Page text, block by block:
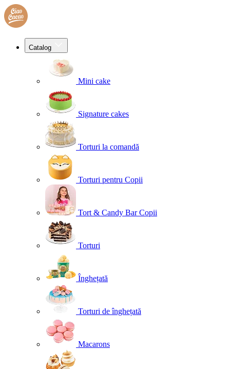
Catalog
Mini cake
Signature cakes
Torturi la comandă
Torturi pentru Copii
Tort & Candy Bar Copii
Torturi
Înghețată
Torturi de înghețată
Macarons